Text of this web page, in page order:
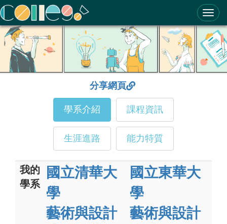
ColleGo! 大學選才與高中育才輔助系統
分享網頁
學系介紹 課程資訊
生涯進路 能力特質
我的
學系
國立清華大
學
藝術與設計
國立東華大
學
藝術與設計